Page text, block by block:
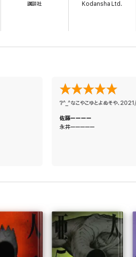
講談社 Kodansha Ltd.
❔^_^なこやこゆとよぬそや、
佐藤ーーーー
永井ーーーーー